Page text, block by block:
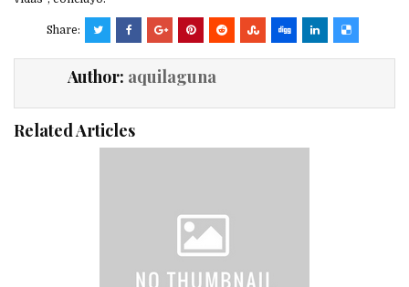
Share:
Author: aquilaguna
Related Articles